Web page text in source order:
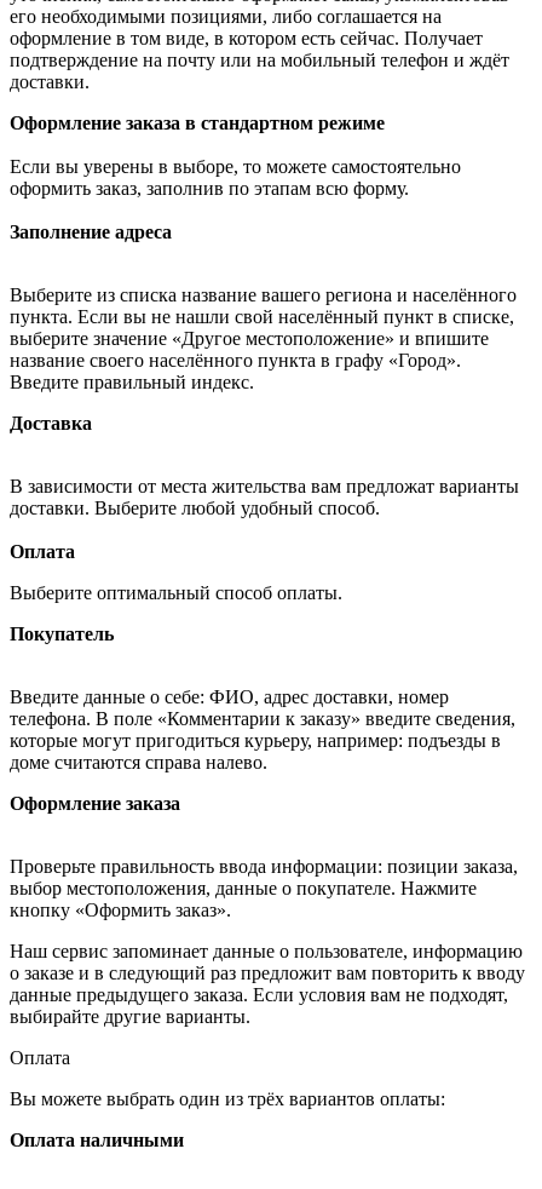
его необходимыми позициями, либо соглашается на
оформление в том виде, в котором есть сейчас. Получает
подтверждение на почту или на мобильный телефон и ждёт
доставки.
Оформление заказа в стандартном режиме
Если вы уверены в выборе, то можете самостоятельно
оформить заказ, заполнив по этапам всю форму.
Заполнение адреса
Выберите из списка название вашего региона и населённого
пункта. Если вы не нашли свой населённый пункт в списке,
выберите значение «Другое местоположение» и впишите
название своего населённого пункта в графу «Город».
Введите правильный индекс.
Доставка
В зависимости от места жительства вам предложат варианты
доставки. Выберите любой удобный способ.
Оплата
Выберите оптимальный способ оплаты.
Покупатель
Введите данные о себе: ФИО, адрес доставки, номер
телефона. В поле «Комментарии к заказу» введите сведения,
которые могут пригодиться курьеру, например: подъезды в
доме считаются справа налево.
Оформление заказа
Проверьте правильность ввода информации: позиции заказа,
выбор местоположения, данные о покупателе. Нажмите
кнопку «Оформить заказ».
Наш сервис запоминает данные о пользователе, информацию
о заказе и в следующий раз предложит вам повторить к вводу
данные предыдущего заказа. Если условия вам не подходят,
выбирайте другие варианты.
Оплата
Вы можете выбрать один из трёх вариантов оплаты:
Оплата наличными